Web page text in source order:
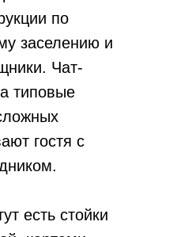
по
заселению и
Чат-
типовые
гостя с
есть стойки